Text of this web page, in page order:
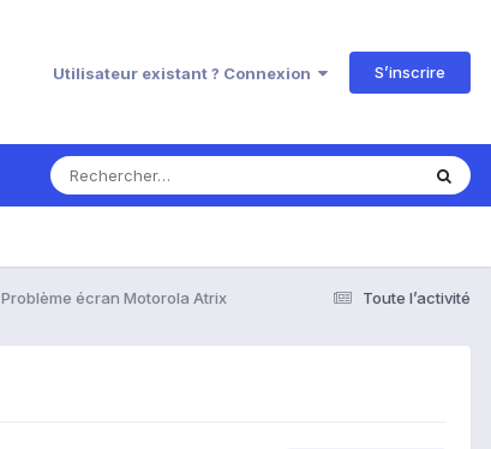
Utilisateur existant ? Connexion S’inscrire
Toute l’activité
Problème écran Motorola Atrix